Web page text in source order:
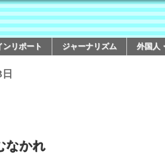
ンリポート ジャーナリズム 外国人
なかれ